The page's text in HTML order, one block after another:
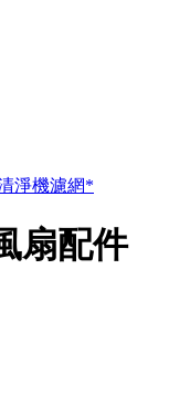
淨機濾網*
扇配件